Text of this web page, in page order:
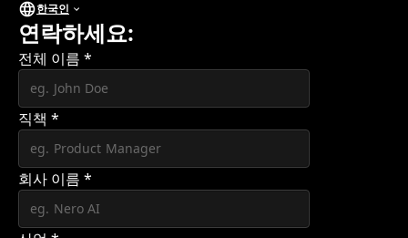
한국인
연락하세요:
전체 이름 *
직책 *
회사 이름 *